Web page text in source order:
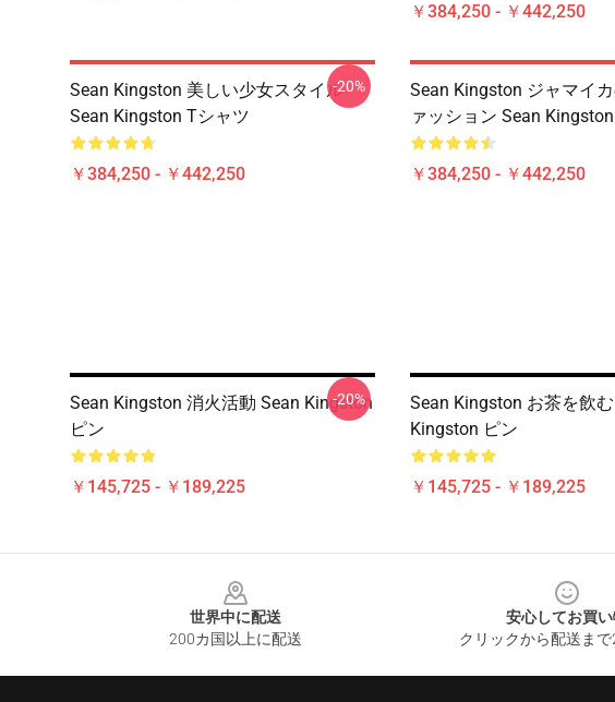
￥384,250 - ￥442,250
Sean Kingston 美しい少女スタイル
Sean Kingston Tシャツ
￥384,250 - ￥442,250
-20%
Sean Kingston ジャマイ
ァッション Sean
￥384,250 - ￥442,250
Sean Kingston 消火活動 Sean Kingston
ピン
￥145,725 - ￥189,225
-20%
Sean Kingston お茶を飲
Kingston ピン
￥145,725 - ￥189,225
世界中に配送
200カ国以上に配送
安心してお買
クリックから配送ま